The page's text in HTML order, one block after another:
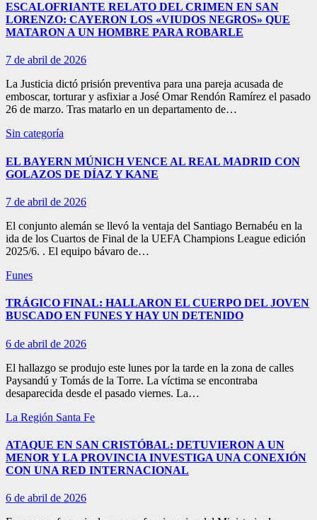
ESCALOFRIANTE RELATO DEL CRIMEN EN SAN
LORENZO: CAYERON LOS «VIUDOS NEGROS» QUE
MATARON A UN HOMBRE PARA ROBARLE
7 de abril de 2026
La Justicia dictó prisión preventiva para una pareja acusada de
emboscar, torturar y asfixiar a José Omar Rendón Ramírez el pasado
26 de marzo. Tras matarlo en un departamento de…
Sin categoría
EL BAYERN MÚNICH VENCE AL REAL MADRID CON
GOLAZOS DE DÍAZ Y KANE
7 de abril de 2026
El conjunto alemán se llevó la ventaja del Santiago Bernabéu en la
ida de los Cuartos de Final de la UEFA Champions League edición
2025/6. . El equipo bávaro de…
Funes
TRÁGICO FINAL: HALLARON EL CUERPO DEL JOVEN
BUSCADO EN FUNES Y HAY UN DETENIDO
6 de abril de 2026
El hallazgo se produjo este lunes por la tarde en la zona de calles
Paysandú y Tomás de la Torre. La víctima se encontraba
desaparecida desde el pasado viernes. La…
La Región Santa Fe
ATAQUE EN SAN CRISTÓBAL: DETUVIERON A UN
MENOR Y LA PROVINCIA INVESTIGA UNA CONEXIÓN
CON UNA RED INTERNACIONAL
6 de abril de 2026